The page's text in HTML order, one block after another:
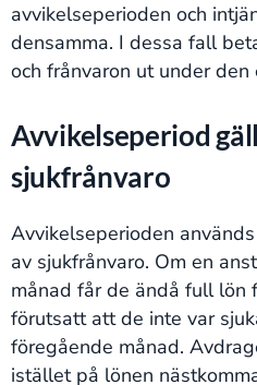
avvikelseperioden och
densamma. I dessa fall
och frånvaron ut under
Avvikelseperiod
sjukfrånvaro
Avvikelseperioden
av sjukfrånvaro. Om en
månad får de ändå full lön
förutsatt att de inte var
föregående månad.
istället på lönen